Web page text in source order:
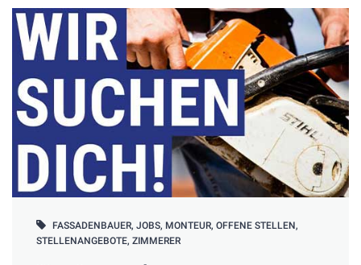
FASSADENBAUER, JOBS, MONTEUR, OFFENE STELLEN,
STELLENANGEBOTE, ZIMMERER